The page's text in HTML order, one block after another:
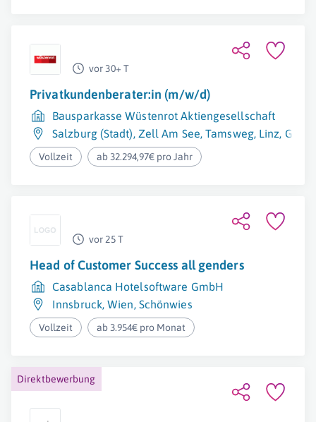
vor 30+ T
Privatkundenberater:in (m/w/d)
Bausparkasse Wüstenrot Aktiengesellschaft
Salzburg (Stadt), Zell Am See,Tamsweg, Linz,
Vollzeit ab 32.294,97€ pro Jahr
vor 25 T
Head of Customer Success all genders
Casablanca Hotelsoftware GmbH
Innsbruck,Wien, Schönwies
Vollzeit ab 3.954€ pro Monat
Direktbewerbung